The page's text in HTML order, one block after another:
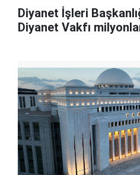
Diyanet İşleri
Diyanet Vakfı